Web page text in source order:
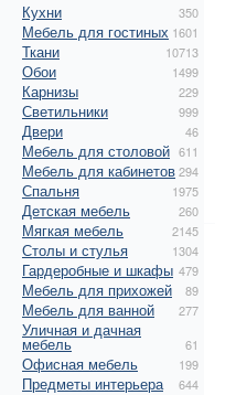
Кухни 350
Мебель для гостиных 1601
Ткани 10713
Обои 1499
Карнизы 229
Светильники 999
Двери 46
Мебель для столовой 611
Мебель для кабинетов294
Спальня 1975
Детская мебель 260
Мягкая мебель 2145
Столы и стулья 1304
Гардеробные и шкафы 479
Мебель для прихожей 89
Мебель для ванной 277
Уличная и дачная
мебель 61
Офисная мебель 199
Предметы интерьера 644